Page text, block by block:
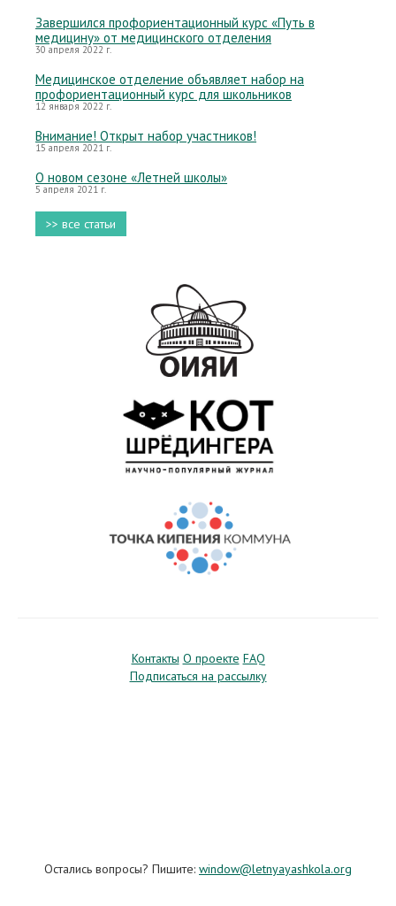
Завершился профориентационный курс «Путь в
медицину» от медицинского отделения
30 апреля 2022 г.
Медицинское отделение объявляет набор на
профориентационный курс для школьников
12 января 2022 г.
Внимание! Открыт набор участников!
15 апреля 2021 г.
О новом сезоне «Летней школы»
5 апреля 2021 г.
>> все статьи
Контакты О проекте FAQ
Подписаться на рассылку
Остались вопросы? Пишите: window@letnyayashkola.org